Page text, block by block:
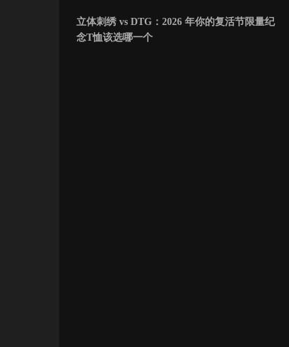
立体刺绣 vs DTG：2026 年你的复活节限量纪
念T恤该选哪一个